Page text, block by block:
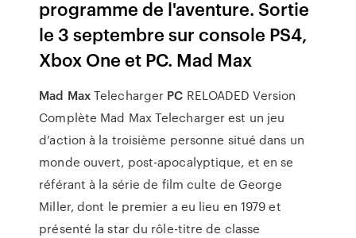
programme de l'aventure. Sortie
le 3 septembre sur console PS4,
Xbox One et PC. Mad Max
Mad MaxTelecharger PC RELOADED Version
Complète Mad Max Telecharger est un jeu
d’action à la troisième personne situé dans un
monde ouvert, post-apocalyptique, et en se
référant à la série de film culte de George
Miller, dont le premier a eu lieu en 1979 et
présenté la star du rôle-titre de classe